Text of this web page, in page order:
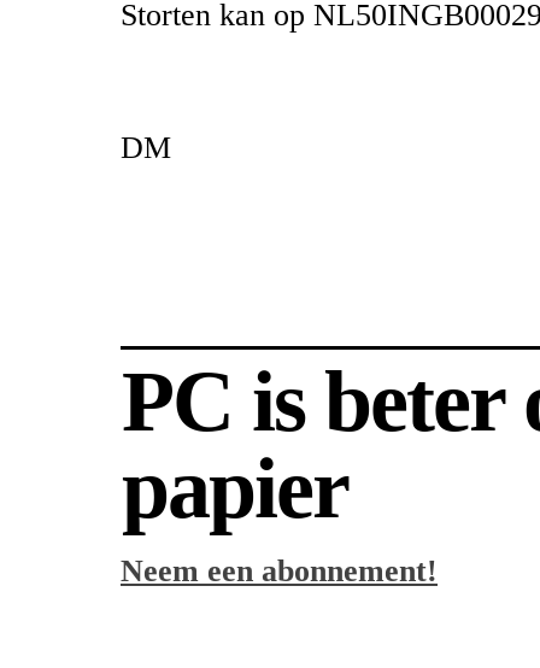
Storten kan op
DM
PC is beter
papier
Neem een abonnement!